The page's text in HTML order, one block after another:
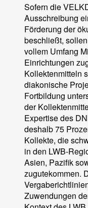
Sofern die
Ausschreibung
Förderung der
beschließt,
vollem Umfang
Einrichtungen
Kollektenmitteln
diakonische
Fortbildung
der
Expertise des
deshalb 75
Kollekte, die
in den LWB-
Asien, Pazifik
zugutekommen.
Zuwendungen